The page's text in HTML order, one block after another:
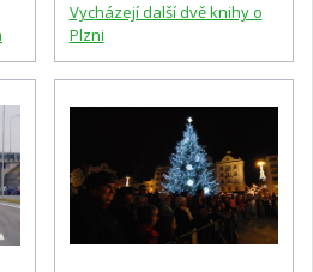
Vycházejí další dvě knihy o
Plzni